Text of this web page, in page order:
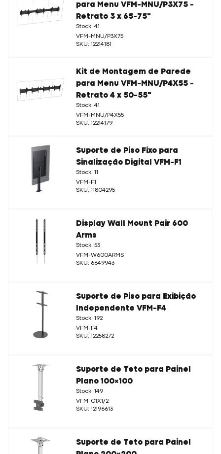
para Menu VFM-MNU/P3X75 -
Retrato 3 x 65-75"
Stock: 41
VFM-MNU/P3X75
SKU: 12214181
Kit de Montagem de Parede
para Menu VFM-MNU/P4X55 -
Retrato 4 x 50-55"
Stock: 41
VFM-MNU/P4X55
SKU: 12214179
Suporte de Piso Fixo para
Sinalização Digital VFM-F1
Stock: 11
VFM-F1
SKU: 11804295
Display Wall Mount Pair 600
Arms
Stock: 53
VFM-W600ARMS
SKU: 6649943
Suporte de Piso para Exibição
Independente VFM-F4
Stock: 192
VFM-F4
SKU: 12258272
Suporte de Teto para Painel
Plano 100×100
Stock: 149
VFM-C1X1/2
SKU: 12196613
Suporte de Teto para Painel